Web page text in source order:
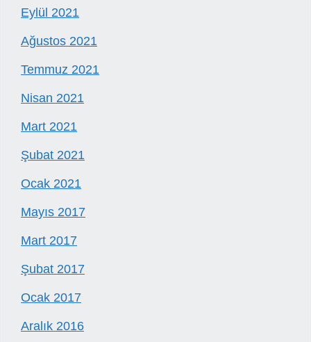
Eylül 2021
Ağustos 2021
Temmuz 2021
Nisan 2021
Mart 2021
Şubat 2021
Ocak 2021
Mayıs 2017
Mart 2017
Şubat 2017
Ocak 2017
Aralık 2016